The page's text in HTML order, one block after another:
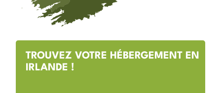
TROUVEZ VOTRE HÉBERGEMENT EN
IRLANDE !